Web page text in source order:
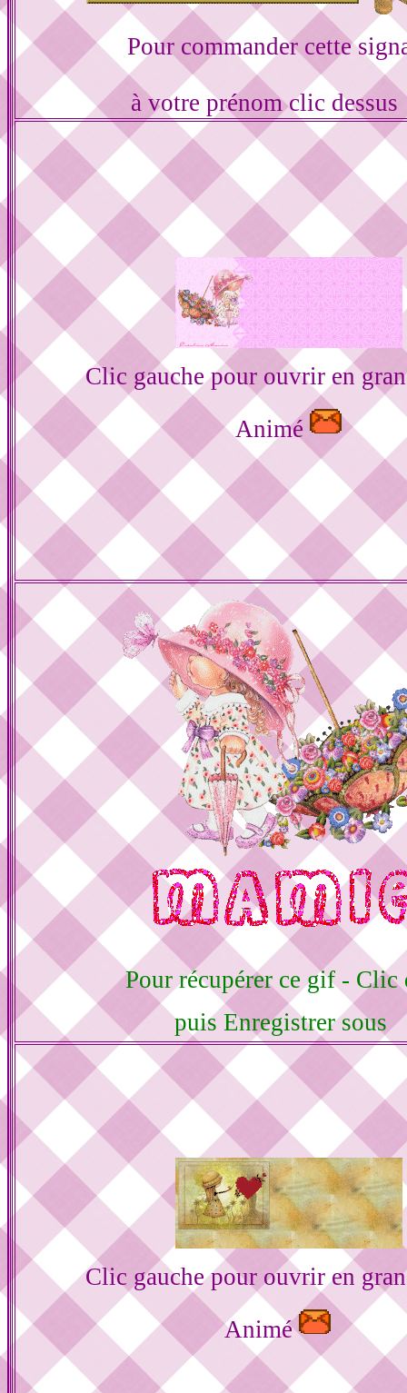
Pour commander cette
à votre prénom clic dessus
Clic gauche pour ouvrir en
Animé
Pour récupérer ce gif - Clic
puis Enregistrer sous
Clic gauche pour ouvrir en
Animé